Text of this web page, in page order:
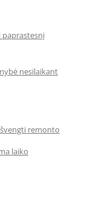
paprastesnį
nesilaikant
remonto
laiko